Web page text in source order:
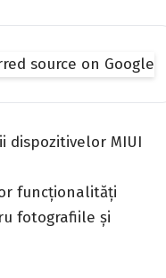
dispozitivelor MIUI
funcționalități
fotografiile și